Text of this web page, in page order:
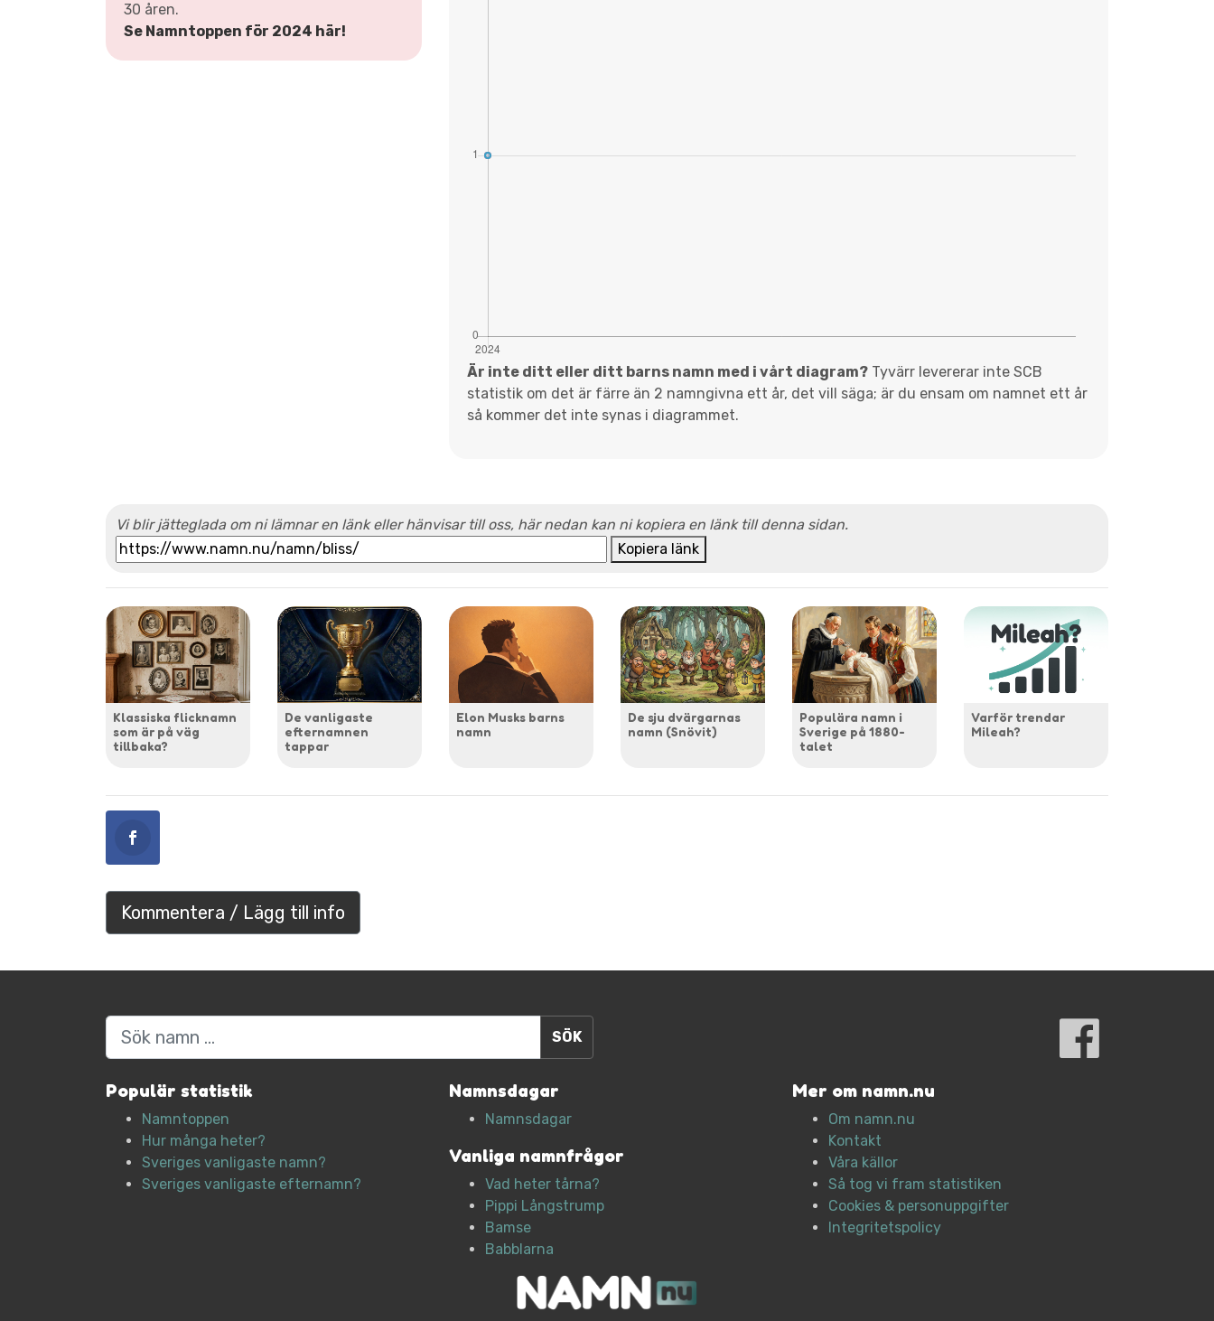
30 åren.
Se Namntoppen för 2024 här!
Är inte ditt eller ditt barns namn med i vårt diagram?Tyvärr levererar inte SCB
statistik om det är färre än 2 namngivna ett år, det vill säga; är du ensam om namnet ett år
så kommer det inte synas i diagrammet.
Vi blir jätteglada om ni lämnar en länk eller hänvisar till oss, här nedan kan ni kopiera en länk till denna sidan.
Kopiera länk
Klassiska flicknamn
som är på väg
tillbaka?
De vanligaste
efternamnen
tappar
Elon Musks barns
namn
De sju dvärgarnas
namn (Snövit)
Populära namn i
Sverige på 1880-
talet
Varför trendar
Mileah?
Kommentera / Lägg till info
Sök
Populär statistik
Namntoppen
Hur många heter?
Sveriges vanligaste namn?
Sveriges vanligaste efternamn?
Namnsdagar
Namnsdagar
Vanliga namnfrågor
Vad heter tårna?
Pippi Långstrump
Bamse
Babblarna
Mer om namn.nu
Om namn.nu
Kontakt
Våra källor
Så tog vi fram statistiken
Cookies & personuppgifter
Integritetspolicy